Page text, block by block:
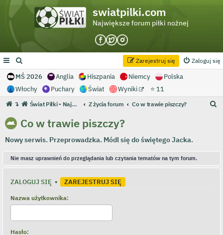
swiatpilki.com
Największe forum piłki nożnej
Zaloguj się
Zarejestruj się
MŚ 2026 Anglia Hiszpania Niemcy
Polska
Włochy
Puchary Świat Wyniki ⭐ 11
↴ Świat Piłki - Największe forum piłki nożnej Z życia forum Co w trawie piszczy?
a
j
Co w trawie piszczy?
Nowy serwis. Przeprowadzka. Módl się do świętego Jacka.
Nie masz uprawnień do przeglądania lub czytania tematów na tym forum.
ZALOGUJ SIĘ • ZAREJESTRUJ SIĘ
Nazwa użytkownika:
Hasło: